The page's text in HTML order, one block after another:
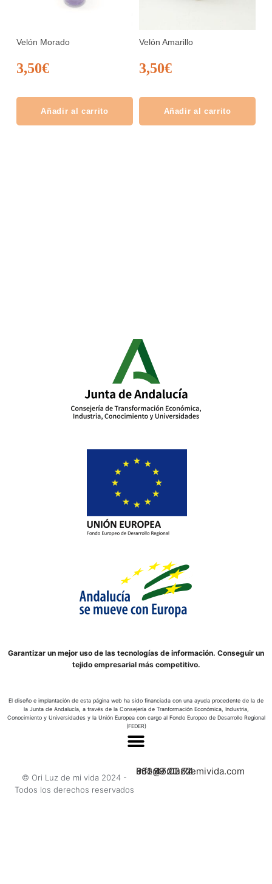
Velón Morado
3,50€
Añadir al carrito
Velón Amarillo
3,50€
Añadir al carrito
Garantizar un mejor uso de las tecnologías de información. Conseguir un
tejido empresarial más competitivo.
El diseño e implantación de esta página web ha sido financiada con una ayuda procedente de la de
la Junta de Andalucía, a través de la Consejería de Tranformación Económica, Industria,
Conocimiento y Universidades y la Unión Europea con cargo al Fondo Europeo de Desarrollo Regional
(FEDER)
© Ori Luz de mi vida 2024 -
Todos los derechos reservados
662 47 03 74
951 99 20 62
info@oriluzdemivida.com